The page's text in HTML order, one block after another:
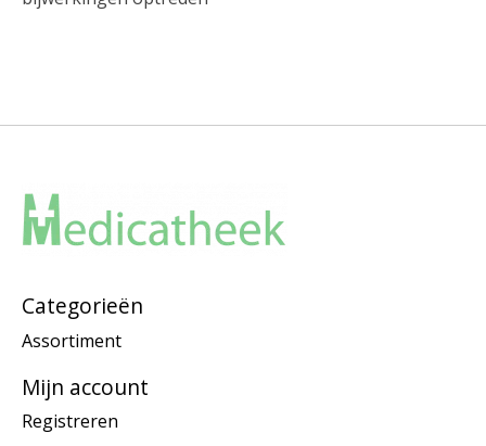
Categorieën
Assortiment
Mijn account
Registreren